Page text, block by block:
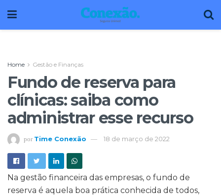
Home Gestão e Finanças
Fundo de reserva para
clínicas: saiba como
administrar esse recurso
por Time Conexão 18 de março de 2022
Na gestão financeira das empresas, o fundo de
reserva é aquela boa prática conhecida de todos,